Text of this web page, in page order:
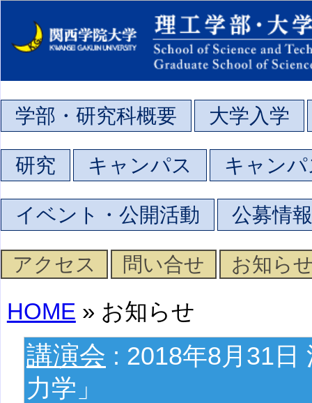
学部・研究科概要 大学入学
研究 キャンパス キャン
イベント・公開活動 公募情報
アクセス 問い合せ お知ら
HOME » お知らせ
講演会 : 2018年8月31日
力学」